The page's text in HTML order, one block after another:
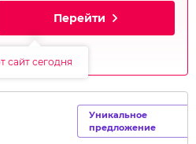
Перейти
сайт сегодня
Уникальное
предложение